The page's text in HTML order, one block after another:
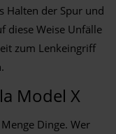
Halten der Spur und
diese Weise Unfälle
zum Lenkeingriff
Model X
Dinge. Wer